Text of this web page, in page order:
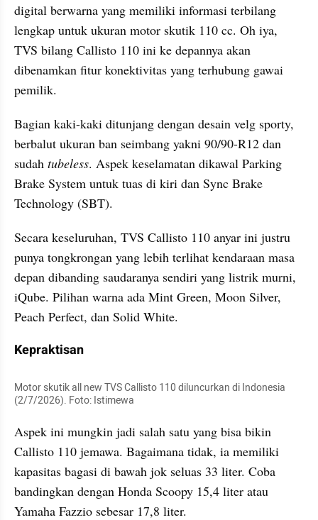
digital berwarna yang memiliki informasi terbilang
lengkap untuk ukuran motor skutik 110 cc. Oh iya,
TVS bilang Callisto 110 ini ke depannya akan
dibenamkan fitur konektivitas yang terhubung gawai
pemilik.
Bagian kaki-kaki ditunjang dengan desain velg sporty,
berbalut ukuran ban seimbang yakni 90/90-R12 dan
sudah tubeless. Aspek keselamatan dikawal Parking
Brake System untuk tuas di kiri dan Sync Brake
Technology (SBT).
Secara keseluruhan, TVS Callisto 110 anyar ini justru
punya tongkrongan yang lebih terlihat kendaraan masa
depan dibanding saudaranya sendiri yang listrik murni,
iQube. Pilihan warna ada Mint Green, Moon Silver,
Peach Perfect, dan Solid White.
Kepraktisan
Motor skutik all new TVS Callisto 110 diluncurkan di Indonesia
(2/7/2026). Foto: Istimewa
Aspek ini mungkin jadi salah satu yang bisa bikin
Callisto 110 jemawa. Bagaimana tidak, ia memiliki
kapasitas bagasi di bawah jok seluas 33 liter. Coba
bandingkan dengan Honda Scoopy 15,4 liter atau
Yamaha Fazzio sebesar 17,8 liter.